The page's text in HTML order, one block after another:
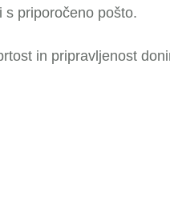
s priporočeno pošto.
in pripravljenost